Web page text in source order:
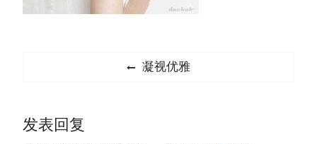
航
Previous
凝视优雅
发表回复